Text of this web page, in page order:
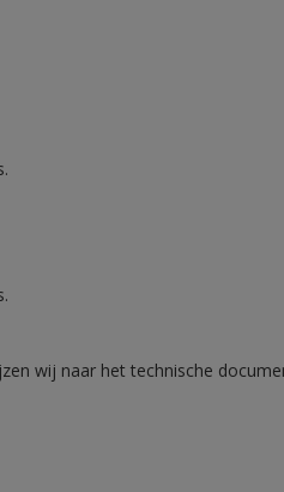
wij naar het technische